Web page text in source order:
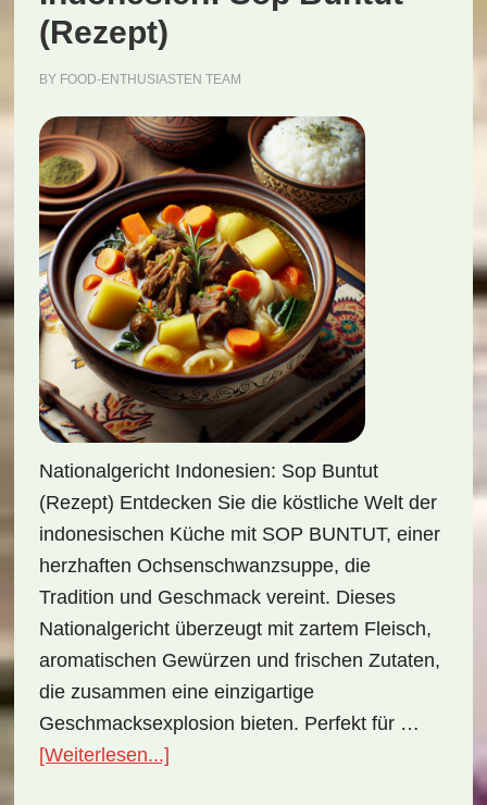
(Rezept)
BY FOOD-ENTHUSIASTEN TEAM
Nationalgericht Indonesien: Sop Buntut
(Rezept) Entdecken Sie die köstliche Welt der
indonesischen Küche mit SOP BUNTUT, einer
herzhaften Ochsenschwanzsuppe, die
Tradition und Geschmack vereint. Dieses
Nationalgericht überzeugt mit zartem Fleisch,
aromatischen Gewürzen und frischen Zutaten,
die zusammen eine einzigartige
Geschmacksexplosion bieten. Perfekt für …
[Weiterlesen...]ÜberNationalgericht